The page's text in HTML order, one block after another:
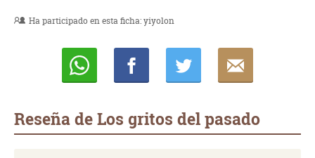
Ha participado en esta ficha:yiyolon
Reseña de Los gritos del pasado